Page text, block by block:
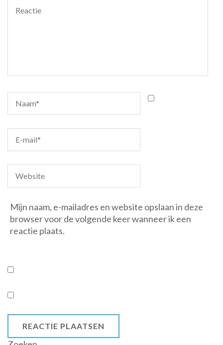
Mijn naam, e-mailadres en website opslaan in deze
browser voor de volgende keer wanneer ik een
reactie plaats.